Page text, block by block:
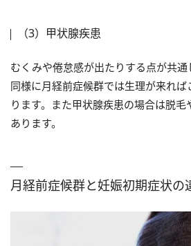
（3）甲状腺疾患
むくみや倦怠感が出たりする点が共通
同様に月経前症候群では生理が来れ
ります。また甲状腺疾患の場合は脱
あります。
月経前症候群と妊娠初期症状の